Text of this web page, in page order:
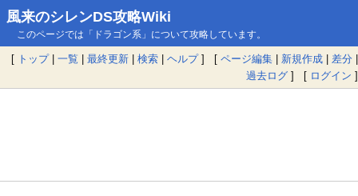
風来のシレンDS攻略Wiki
このページでは「ドラゴン系」について攻略しています。
[ トップ| 一覧 | 最終更新 | 検索 | ヘルプ] [ ページ編集 | 新規作成 | 差分 |
過去ログ ] [ ログイン ]